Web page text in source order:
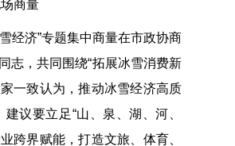
商量
经济”专题集中商量在市政协商
志，共同围绕“拓展冰雪消费新
一致认为，推动冰雪经济高质
议要立足“山、泉、湖、河、
跨界赋能，打造文旅、体育、